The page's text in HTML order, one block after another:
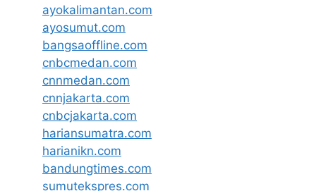
ayokalimantan.com
ayosumut.com
bangsaoffline.com
cnbcmedan.com
cnnmedan.com
cnnjakarta.com
cnbcjakarta.com
hariansumatra.com
harianikn.com
bandungtimes.com
sumutekspres.com